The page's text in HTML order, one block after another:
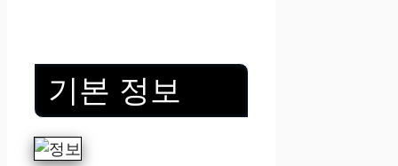
기본 정보